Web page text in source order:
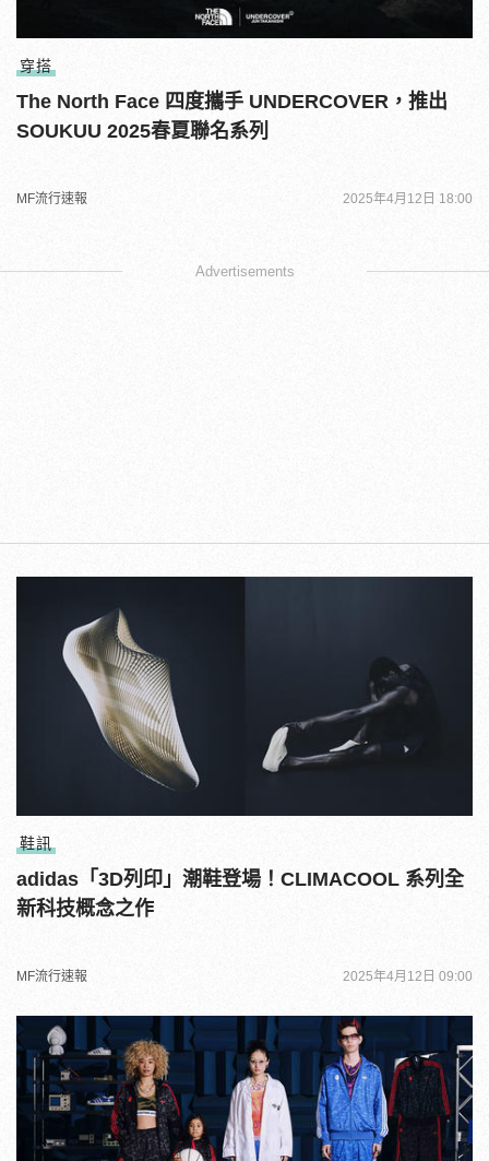
穿搭
The North Face 四度攜⼿ UNDERCOVER，推出
SOUKUU 2025春夏聯名系列
MF流行速報 2025年4月12日 18:00
Advertisements
鞋訊
adidas「3D列印」潮鞋登場！CLIMACOOL 系列全
新科技概念之作
MF流行速報 2025年4月12日 09:00